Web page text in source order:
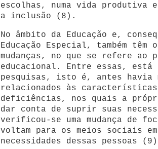
escolhas, numa vida produtiva
a inclusão (8).
No âmbito da Educação e,
Educação Especial, também
mudanças, no que se refere ao
educacional. Entre essas, está
pesquisas, isto é, antes havia
relacionados às características
deficiências, nos quais a
dar conta de suprir suas
verificou-se uma mudança de
voltam para os meios sociais
necessidades dessas pessoas